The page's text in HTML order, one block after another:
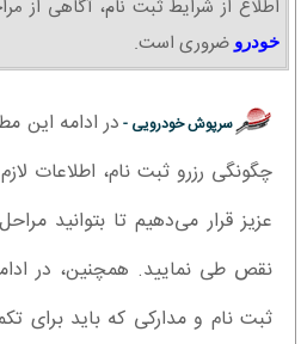
اطلاع از شرایط ثبت نام، آگاهی از
خودروضروری است.
سرپوش خودرویی - در ادامه این
چگونگی رزرو ثبت نام، اطلاعات
عزیز قرار می‌دهیم تا بتوانید
نقص طی نمایید. همچنین، در
ثبت نام و مدارکی که باید برای